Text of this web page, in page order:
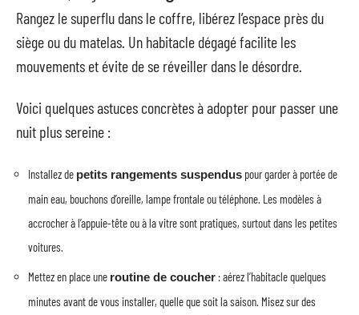
Rangez le superflu dans le coffre, libérez l’espace près du
siège ou du matelas. Un habitacle dégagé facilite les
mouvements et évite de se réveiller dans le désordre.
Voici quelques astuces concrètes à adopter pour passer une
nuit plus sereine :
Installez de petits rangements suspendus pour garder à portée de
main eau, bouchons d’oreille, lampe frontale ou téléphone. Les modèles à
accrocher à l’appuie-tête ou à la vitre sont pratiques, surtout dans les petites
voitures.
Mettez en place une routine de coucher : aérez l’habitacle quelques
minutes avant de vous installer, quelle que soit la saison. Misez sur des